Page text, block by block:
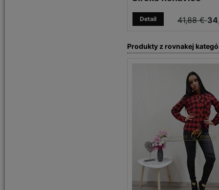
41,88 €
Detail
Produkty z rovnakej